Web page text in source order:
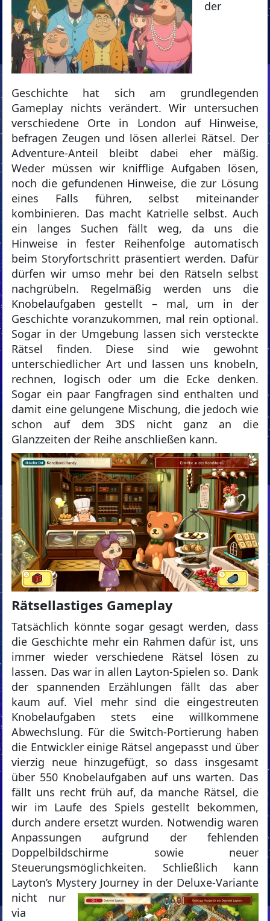
der
Geschichte hat sich am grundlegenden
Gameplay nichts verändert. Wir untersuchen
verschiedene Orte in London auf Hinweise,
befragen Zeugen und lösen allerlei Rätsel. Der
Adventure-Anteil bleibt dabei eher mäßig.
Weder müssen wir knifflige Aufgaben lösen,
noch die gefundenen Hinweise, die zur Lösung
eines Falls führen, selbst miteinander
kombinieren. Das macht Katrielle selbst. Auch
ein langes Suchen fällt weg, da uns die
Hinweise in fester Reihenfolge automatisch
beim Storyfortschritt präsentiert werden. Dafür
dürfen wir umso mehr bei den Rätseln selbst
nachgrübeln. Regelmäßig werden uns die
Knobelaufgaben gestellt – mal, um in der
Geschichte voranzukommen, mal rein optional.
Sogar in der Umgebung lassen sich versteckte
Rätsel finden. Diese sind wie gewohnt
unterschiedlicher Art und lassen uns knobeln,
rechnen, logisch oder um die Ecke denken.
Sogar ein paar Fangfragen sind enthalten und
damit eine gelungene Mischung, die jedoch wie
schon auf dem 3DS nicht ganz an die
Glanzzeiten der Reihe anschließen kann.
Rätsellastiges Gameplay
Tatsächlich könnte sogar gesagt werden, dass
die Geschichte mehr ein Rahmen dafür ist, uns
immer wieder verschiedene Rätsel lösen zu
lassen. Das war in allen Layton-Spielen so. Dank
der spannenden Erzählungen fällt das aber
kaum auf. Viel mehr sind die eingestreuten
Knobelaufgaben stets eine willkommene
Abwechslung. Für die Switch-Portierung haben
die Entwickler einige Rätsel angepasst und über
vierzig neue hinzugefügt, so dass insgesamt
über 550 Knobelaufgaben auf uns warten. Das
fällt uns recht früh auf, da manche Rätsel, die
wir im Laufe des Spiels gestellt bekommen,
durch andere ersetzt wurden. Notwendig waren
Anpassungen aufgrund der fehlenden
Doppelbildschirme sowie neuer
Steuerungsmöglichkeiten. Schließlich kann
Layton’s Mystery Journey in der Deluxe-Variante
nicht nur
via